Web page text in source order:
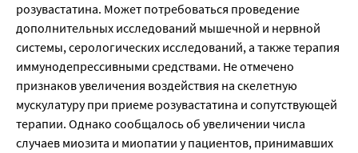
розувастатина. Может потребоваться проведение
дополнительных исследований мышечной и нервной
системы, серологических исследований, а также терапия
иммунодепрессивными средствами. Не отмечено
признаков увеличения воздействия на скелетную
мускулатуру при приеме розувастатина и сопутствующей
терапии. Однако сообщалось об увеличении числа
случаев миозита и миопатии у пациентов, принимавших